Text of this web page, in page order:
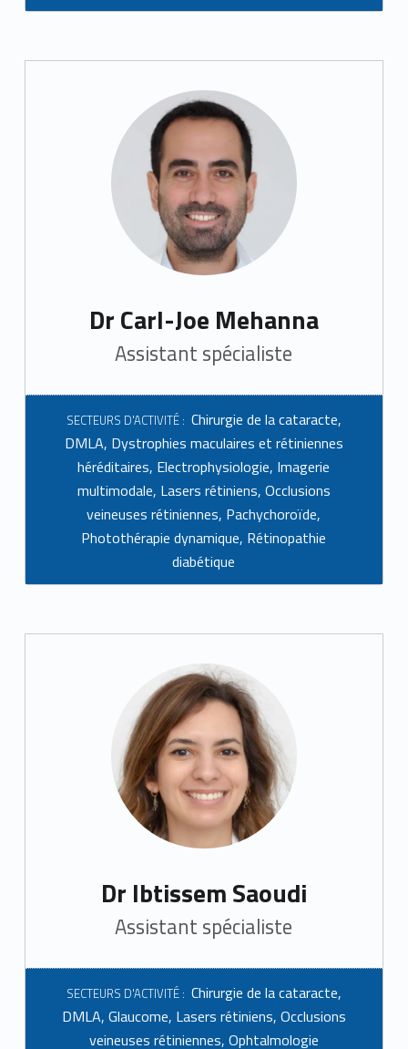
Dr Carl-Joe Mehanna
Assistant spécialiste
SECTEURS D'ACTIVITÉ : Chirurgie de la cataracte,
DMLA, Dystrophies maculaires et rétiniennes
héréditaires, Electrophysiologie, Imagerie
multimodale, Lasers rétiniens, Occlusions
veineuses rétiniennes, Pachychoroïde,
Photothérapie dynamique, Rétinopathie
diabétique
Dr Ibtissem Saoudi
Assistant spécialiste
SECTEURS D'ACTIVITÉ : Chirurgie de la cataracte,
DMLA, Glaucome, Lasers rétiniens, Occlusions
veineuses rétiniennes, Ophtalmologie